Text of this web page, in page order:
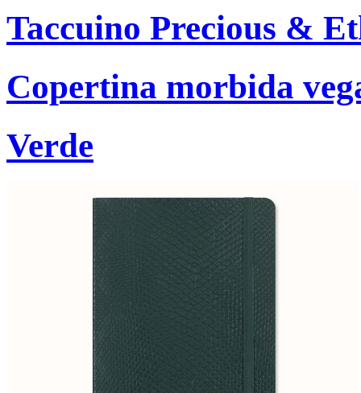
Taccuino Precious &
Copertina morbida
Verde